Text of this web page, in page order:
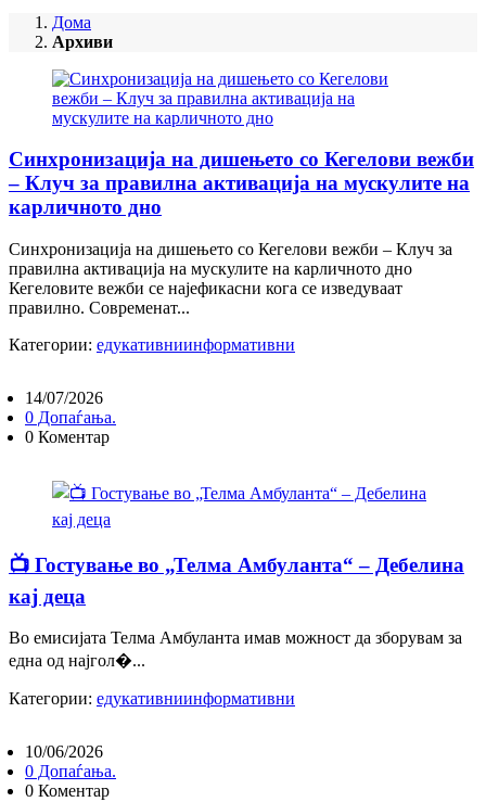
Дома
Архиви
Синхронизација на дишењето со Кегелови вежби
– Клуч за правилна активација на мускулите на
карличното дно
Синхронизација на дишењето со Кегелови вежби – Клуч за
правилна активација на мускулите на карличното дно
Кегеловите вежби се најефикасни кога се изведуваат
правилно. Современат...
Категории: едукативниинформативни
14/07/2026
0 Допаѓања.
0 Коментар
📺 Гостување во „Телма Амбуланта“ – Дебелина
кај деца
Во емисијата Телма Амбуланта имав можност да зборувам за
една од најгол�...
Категории: едукативниинформативни
10/06/2026
0 Допаѓања.
0 Коментар